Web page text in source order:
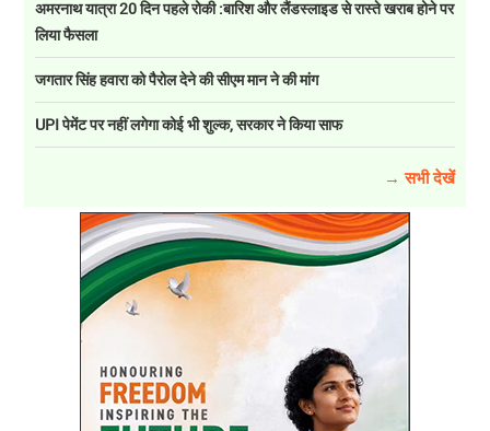
अमरनाथ यात्रा 20 दिन पहले रोकी :बारिश और लैंडस्लाइड से रास्ते खराब होने पर
लिया फैसला
जगतार सिंह हवारा को पैरोल देने की सीएम मान ने की मांग
UPI पेमेंट पर नहीं लगेगा कोई भी शुल्क, सरकार ने किया साफ
→ सभी देखें